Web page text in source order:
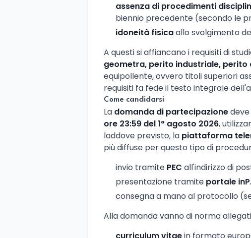
assenza di procedimenti
biennio precedente (secondo le
idoneità fisicaallo svolgimento
A questi si affiancano i requisiti di
geometra, perito industriale, perito
equipollente, ovvero titoli superiori
requisiti fa fede il testo integrale
Come candidarsi
La domanda di partecipazione
ore 23:59 del 1° agosto 2026,
laddove previsto, la piattaforma
più diffuse per questo tipo di
invio tramite PEC all'indirizzo di
presentazione tramite portale
consegna a mano al protocollo
Alla domanda vanno di norma
curriculum vitaein formato